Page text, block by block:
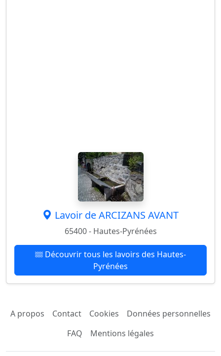
Lavoir de ARCIZANS AVANT
65400 - Hautes-Pyrénées
Découvrir tous les lavoirs des Hautes-
Pyrénées
A propos Contact Cookies
Données personnelles
FAQ
Mentions légales